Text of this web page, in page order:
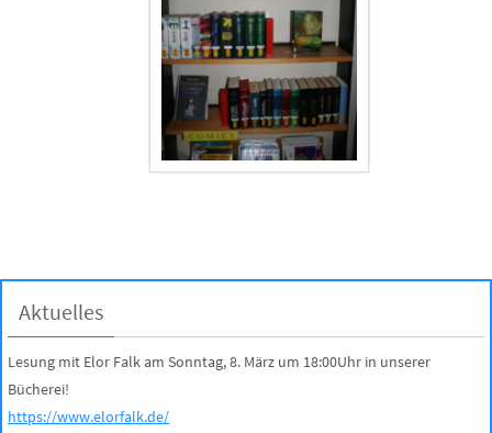
Aktuelles
Lesung mit Elor Falk am Sonntag, 8. März um 18:00Uhr in unserer
Bücherei!
https://www.elorfalk.de/